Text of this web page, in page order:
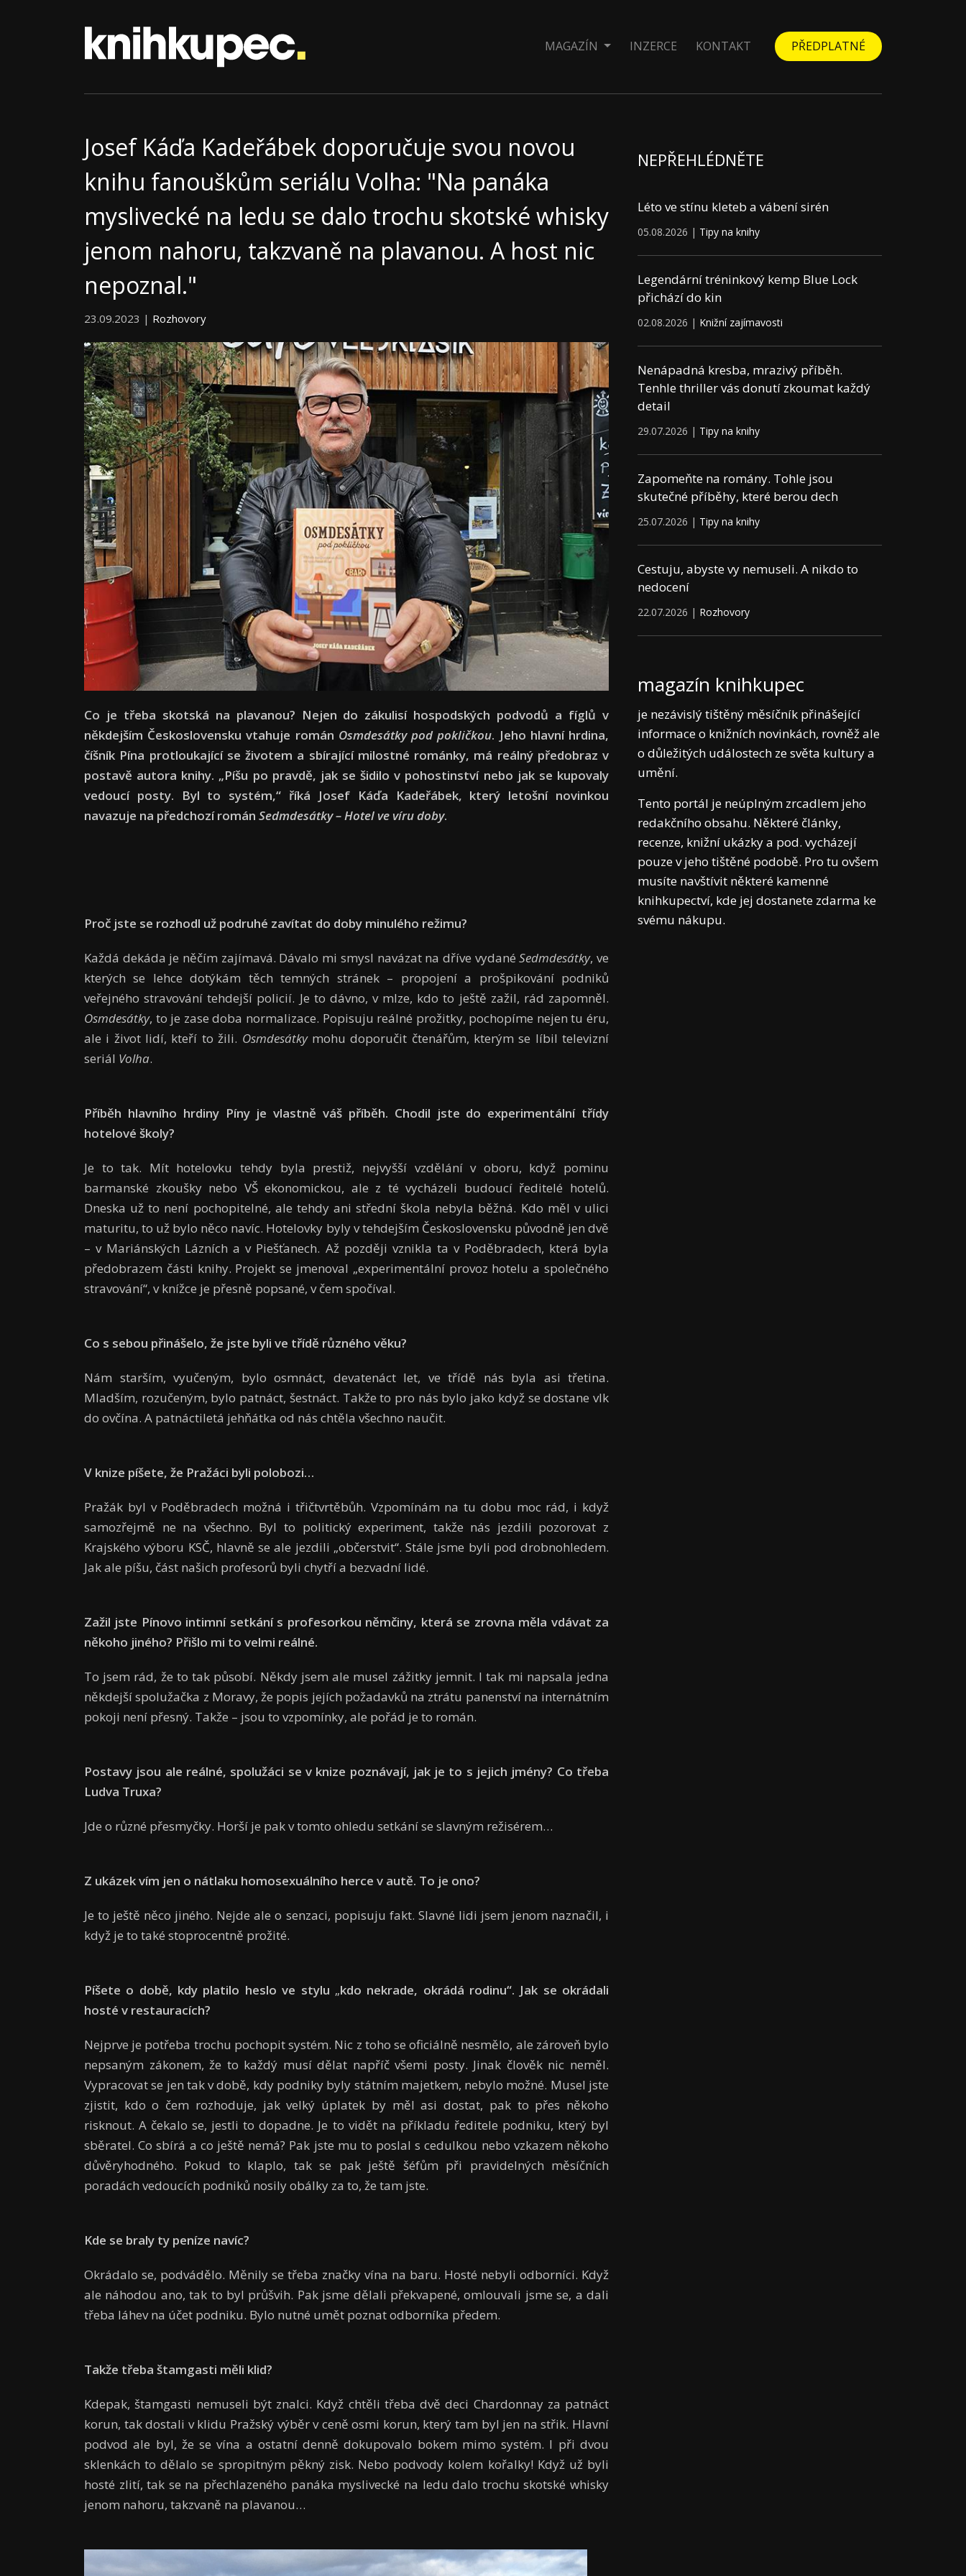
MAGAZÍN INZERCE KONTAKT PŘEDPLATNÉ
Josef Káďa Kadeřábek doporučuje svou novou
knihu fanouškům seriálu Volha: "Na panáka
myslivecké na ledu se dalo trochu skotské whisky
jenom nahoru, takzvaně na plavanou. A host nic
nepoznal."
23.09.2023 | Rozhovory
Co je třeba skotská na plavanou? Nejen do zákulisí hospodských podvodů a fíglů v
někdejším Československu vtahuje román Osmdesátky pod pokličkou. Jeho hlavní hrdina,
číšník Pína protloukající se životem a sbírající milostné románky, má reálný předobraz v
postavě autora knihy. „Píšu po pravdě, jak se šidilo v pohostinství nebo jak se kupovaly
vedoucí posty. Byl to systém,“ říká Josef Káďa Kadeřábek, který letošní novinkou
navazuje na předchozí román Sedmdesátky – Hotel ve víru doby.
Proč jste se rozhodl už podruhé zavítat do doby minulého režimu?
Každá dekáda je něčím zajímavá. Dávalo mi smysl navázat na dříve vydanéSedmdesátky, ve
kterých se lehce dotýkám těch temných stránek – propojení a prošpikování podniků
veřejného stravování tehdejší policií. Je to dávno, v mlze, kdo to ještě zažil, rád zapomněl.
Osmdesátky, to je zase doba normalizace. Popisuju reálné prožitky, pochopíme nejen tu éru,
ale i život lidí, kteří to žili. Osmdesátky mohu doporučit čtenářům, kterým se líbil televizní
seriál Volha.
Příběh hlavního hrdiny Píny je vlastně váš příběh. Chodil jste do experimentální třídy
hotelové školy?
Je to tak. Mít hotelovku tehdy byla prestiž, nejvyšší vzdělání v oboru, když pominu
barmanské zkoušky nebo VŠ ekonomickou, ale z té vycházeli budoucí ředitelé hotelů.
Dneska už to není pochopitelné, ale tehdy ani střední škola nebyla běžná. Kdo měl v ulici
maturitu, to už bylo něco navíc. Hotelovky byly v tehdejším Československu původně jen dvě
– v Mariánských Lázních a v Piešťanech. Až později vznikla ta v Poděbradech, která byla
předobrazem části knihy. Projekt se jmenoval „experimentální provoz hotelu a společného
stravování“, v knížce je přesně popsané, v čem spočíval.
Co s sebou přinášelo, že jste byli ve třídě různého věku?
Nám starším, vyučeným, bylo osmnáct, devatenáct let, ve třídě nás byla asi třetina.
Mladším, rozučeným, bylo patnáct, šestnáct. Takže to pro nás bylo jako když se dostane vlk
do ovčína. A patnáctiletá jehňátka od nás chtěla všechno naučit.
V knize píšete, že Pražáci byli polobozi…
Pražák byl v Poděbradech možná i třičtvrtěbůh. Vzpomínám na tu dobu moc rád, i když
samozřejmě ne na všechno. Byl to politický experiment, takže nás jezdili pozorovat z
Krajského výboru KSČ, hlavně se ale jezdili „občerstvit“. Stále jsme byli pod drobnohledem.
Jak ale píšu, část našich profesorů byli chytří a bezvadní lidé.
Zažil jste Pínovo intimní setkání s profesorkou němčiny, která se zrovna měla vdávat za
někoho jiného? Přišlo mi to velmi reálné.
To jsem rád, že to tak působí. Někdy jsem ale musel zážitky jemnit. I tak mi napsala jedna
někdejší spolužačka z Moravy, že popis jejích požadavků na ztrátu panenství na internátním
pokoji není přesný. Takže – jsou to vzpomínky, ale pořád je to román.
Postavy jsou ale reálné, spolužáci se v knize poznávají, jak je to s jejich jmény? Co třeba
Ludva Truxa?
Jde o různé přesmyčky. Horší je pak v tomto ohledu setkání se slavným režisérem…
Z ukázek vím jen o nátlaku homosexuálního herce v autě. To je ono?
Je to ještě něco jiného. Nejde ale o senzaci, popisuju fakt. Slavné lidi jsem jenom naznačil, i
když je to také stoprocentně prožité.
Píšete o době, kdy platilo heslo ve stylu „kdo nekrade, okrádá rodinu“. Jak se okrádali
hosté v restauracích?
Nejprve je potřeba trochu pochopit systém. Nic z toho se oficiálně nesmělo, ale zároveň bylo
nepsaným zákonem, že to každý musí dělat napříč všemi posty. Jinak člověk nic neměl.
Vypracovat se jen tak v době, kdy podniky byly státním majetkem, nebylo možné. Musel jste
zjistit, kdo o čem rozhoduje, jak velký úplatek by měl asi dostat, pak to přes někoho
risknout. A čekalo se, jestli to dopadne. Je to vidět na příkladu ředitele podniku, který byl
sběratel. Co sbírá a co ještě nemá? Pak jste mu to poslal s cedulkou nebo vzkazem někoho
důvěryhodného. Pokud to klaplo, tak se pak ještě šéfům při pravidelných měsíčních
poradách vedoucích podniků nosily obálky za to, že tam jste.
Kde se braly ty peníze navíc?
Okrádalo se, podvádělo. Měnily se třeba značky vína na baru. Hosté nebyli odborníci. Když
ale náhodou ano, tak to byl průšvih. Pak jsme dělali překvapené, omlouvali jsme se, a dali
třeba láhev na účet podniku. Bylo nutné umět poznat odborníka předem.
Takže třeba štamgasti měli klid?
Kdepak, štamgasti nemuseli být znalci. Když chtěli třeba dvě deci Chardonnay za patnáct
korun, tak dostali v klidu Pražský výběr v ceně osmi korun, který tam byl jen na střik. Hlavní
podvod ale byl, že se vína a ostatní denně dokupovalo bokem mimo systém. I při dvou
sklenkách to dělalo se spropitným pěkný zisk. Nebo podvody kolem kořalky! Když už byli
hosté zlití, tak se na přechlazeného panáka myslivecké na ledu dalo trochu skotské whisky
jenom nahoru, takzvaně na plavanou…
NEPŘEHLÉDNĚTE
Léto ve stínu kleteb a vábení sirén
05.08.2026 | Tipy na knihy
Legendární tréninkový kemp Blue Lock
přichází do kin
02.08.2026 | Knižní zajímavosti
Nenápadná kresba, mrazivý příběh.
Tenhle thriller vás donutí zkoumat každý
detail
29.07.2026 | Tipy na knihy
Zapomeňte na romány. Tohle jsou
skutečné příběhy, které berou dech
25.07.2026 | Tipy na knihy
Cestuju, abyste vy nemuseli. A nikdo to
nedocení
22.07.2026 | Rozhovory
magazín knihkupec
je nezávislý tištěný měsíčník přinášející
informace o knižních novinkách, rovněž ale
o důležitých událostech ze světa kultury a
umění.
Tento portál je neúplným zrcadlem jeho
redakčního obsahu. Některé články,
recenze, knižní ukázky a pod. vycházejí
pouze v jeho tištěné podobě. Pro tu ovšem
musíte navštívit některé kamenné
knihkupectví, kde jej dostanete zdarma ke
svému nákupu.